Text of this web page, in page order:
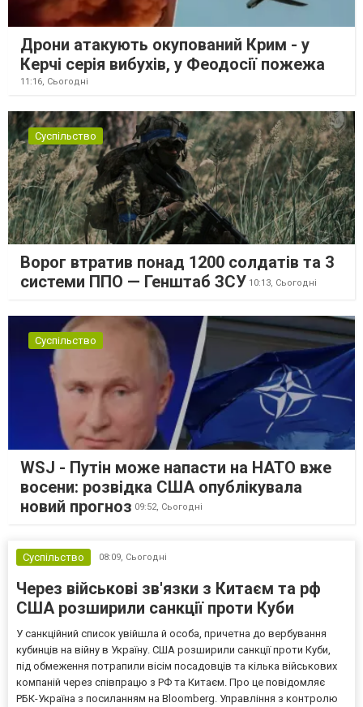
Дрони атакують окупований Крим - у
Керчі серія вибухів, у Феодосії пожежа
11:16, Сьогодні
Суспільство
Ворог втратив понад 1200 солдатів та 3
системи ППО — Генштаб ЗСУ 10:13, Сьогодні
Суспільство
WSJ - Путін може напасти на НАТО вже
восени: розвідка США опублікувала
новий прогноз 09:52, Сьогодні
Суспільство 08:09, Сьогодні
Через військові зв'язки з Китаєм та рф
США розширили санкції проти Куби
У санкційний список увійшла й особа, причетна до вербування
кубинців на війну в Україну. США розширили санкції проти Куби,
під обмеження потрапили вісім посадовців та кілька військових
компаній через співпрацю з РФ та Китаєм. Про це повідомляє
РБК-Україна з посиланням на Bloomberg. Управління з контролю